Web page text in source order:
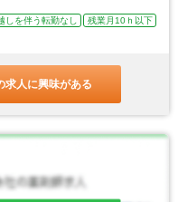
しを伴う転勤なし
残業月10ｈ以下
求人に興味がある